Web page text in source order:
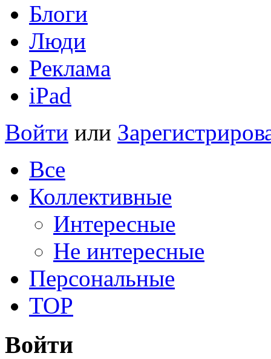
Блоги
Люди
Реклама
iPad
Войти или
Все
Коллективные
Интересные
Не интересные
Персональные
TOP
Войти